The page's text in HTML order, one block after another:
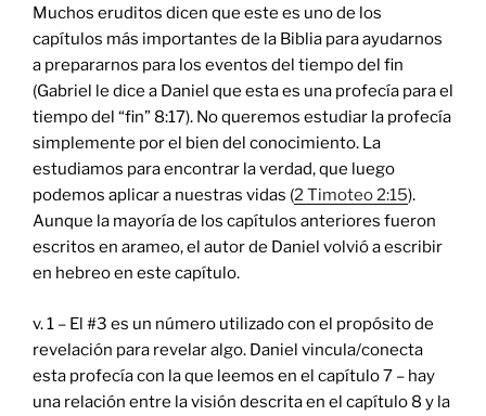
Muchos eruditos dicen que este es uno de los
capítulos más importantes de la Biblia para ayudarnos
a prepararnos para los eventos del tiempo del fin
(Gabriel le dice a Daniel que esta es una profecía para el
tiempo del “fin” 8:17). No queremos estudiar la profecía
simplemente por el bien del conocimiento. La
estudiamos para encontrar la verdad, que luego
podemos aplicar a nuestras vidas (2 Timoteo 2:15).
Aunque la mayoría de los capítulos anteriores fueron
escritos en arameo, el autor de Daniel volvió a escribir
en hebreo en este capítulo.
v. 1 – El #3 es un número utilizado con el propósito de
revelación para revelar algo. Daniel vincula/conecta
esta profecía con la que leemos en el capítulo 7 – hay
una relación entre la visión descrita en el capítulo 8 y la